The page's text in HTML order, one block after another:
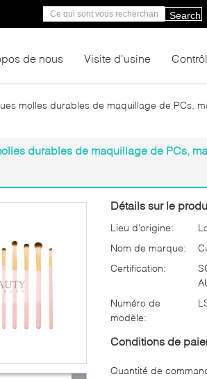
Search
de nous Visite d'usine
molles durables de maquillage de PCs,
durables de maquillage de PCs,
Détails sur le
Lieu d'origine:
Nom de marque:
Certification:
Numéro de
modèle:
Conditions de
Quantité de